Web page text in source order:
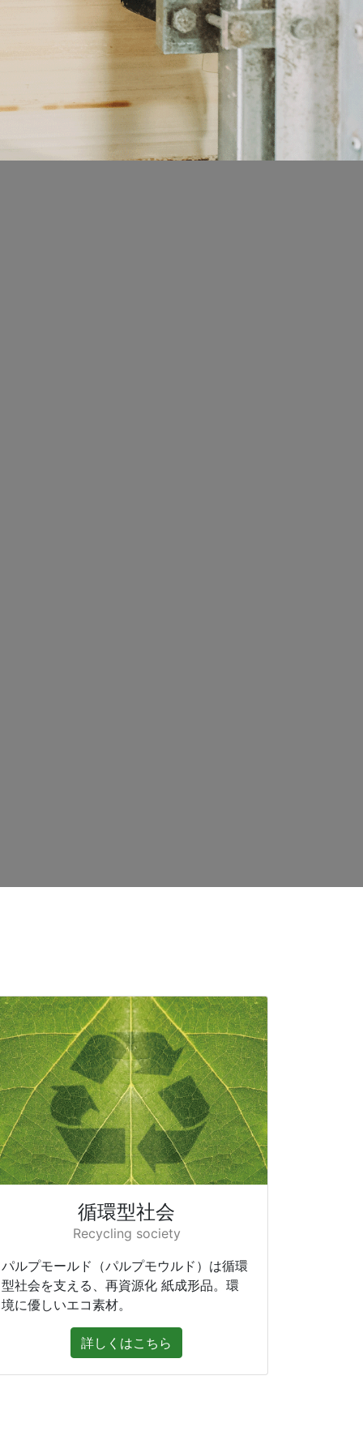
循環型社会
Recycling society
パルプモールド（パルプモウルド）は循環
型社会を支える、再資源化 紙成形品。環
境に優しいエコ素材。
詳しくはこちら